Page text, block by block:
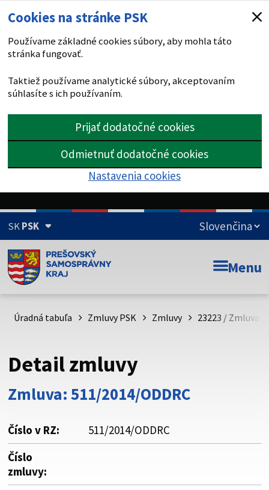
Cookies na stránke PSK
Používame základné cookies súbory, aby mohla táto
stránka fungovať.
Taktiež používame analytické súbory, akceptovaním
súhlasíte s ich používaním.
Prijať dodatočné cookies
Odmietnuť dodatočné cookies
Nastavenia cookies
SKPSK
Doména psk.sk je oficiálna
Toto je oficiálna webová stránka Prešovského
psk.sk.
Buďte pozorní a vždy sa uistite, že zdieľate informácie iba
cez zabezpečenú webovú stránku. Zabezpečená stránka
vždy začína https:// pred názvom domény webového sídla.
Menu
Úradná tabuľa Zmluvy PSK Zmluvy 23223 / Zmluva
Detail zmluvy
Zmluva: 511/2014/ODDRC
Číslo v RZ:
511/2014/ODDRC
Číslo
zmluvy: